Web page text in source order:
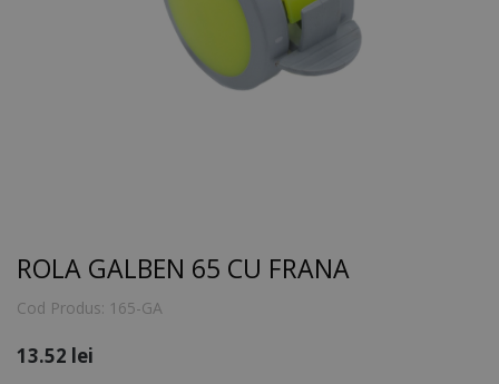
ROLA GALBEN 65 CU FRANA
Cod Produs: 165-GA
13.52 lei